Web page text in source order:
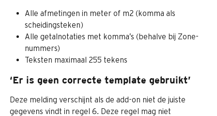
Alle afmetingen in meter of m2 (komma als
scheidingsteken)
Alle getalnotaties met komma’s (behalve bij Zone-
nummers)
Teksten maximaal 255 tekens
‘Er is geen correcte template gebruikt’
Deze melding verschijnt als de add-on niet de juiste
gegevens vindt in regel 6. Deze regel mag niet